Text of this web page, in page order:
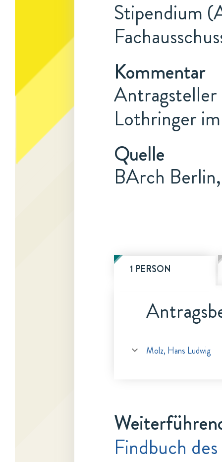
Stipendium
Kommentar
Antragsteller
Lothringer
Quelle
BArch
1 PERSON
Molz, Hans Ludwig
Findbuch